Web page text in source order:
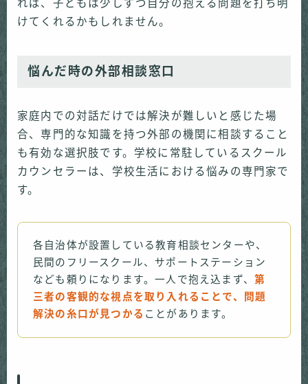
れば、子どもは少しずつ自分の抱える問題を打ち明
けてくれるかもしれません。
悩んだ時の外部相談窓口
家庭内での対話だけでは解決が難しいと感じた場
合、専門的な知識を持つ外部の機関に相談すること
も有効な選択肢です。学校に常駐しているスクール
カウンセラーは、学校生活における悩みの専門家で
す。
各自治体が設置している教育相談センターや、
民間のフリースクール、サポートステーション
なども頼りになります。一人で抱え込まず、第
三者の客観的な視点を取り入れることで、問題
解決の糸口が見つかる ことがあります。